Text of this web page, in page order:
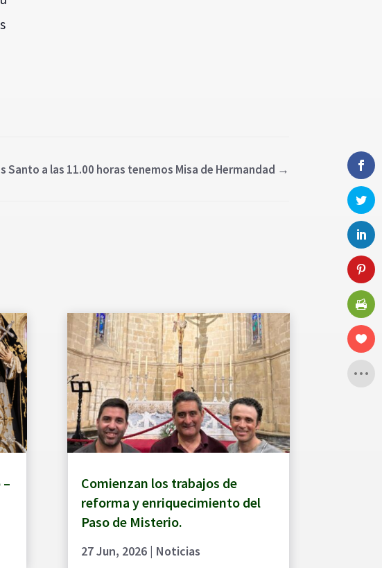
Santo a las 11.00 horas tenemos Misa de Hermandad →
Comienzan los trabajos de
reforma y enriquecimiento del
Paso de Misterio.
27 Jun, 2026| Noticias